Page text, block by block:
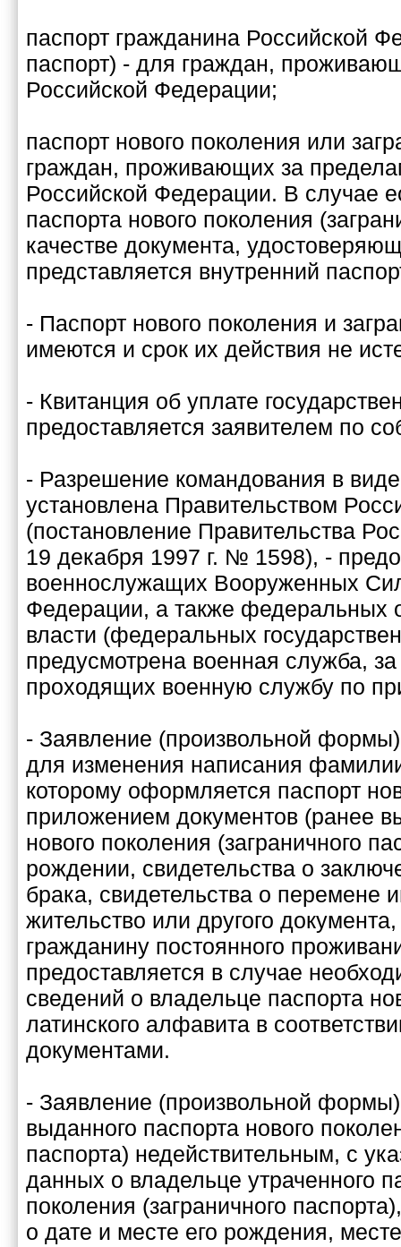
паспорт гражданина Российской
паспорт) - для граждан,
Российской Федерации;
паспорт нового поколения или
граждан, проживающих за
Российской Федерации. В случае
паспорта нового поколения
качестве документа,
представляется внутренний
- Паспорт нового поколения и
имеются и срок их действия не
- Квитанция об уплате
предоставляется заявителем по
- Разрешение командования в
установлена Правительством
(постановление Правительства
19 декабря 1997 г. № 1598), -
военнослужащих Вооруженных
Федерации, а также федеральных
власти (федеральных
предусмотрена военная служба,
проходящих военную службу по
- Заявление (произвольной
для изменения написания
которому оформляется паспорт
приложением документов (ранее
нового поколения (заграничного
рождении, свидетельства о
брака, свидетельства о перемене
жительство или другого
гражданину постоянного
предоставляется в случае
сведений о владельце паспорта
латинского алфавита в
документами.
- Заявление (произвольной
выданного паспорта нового
паспорта) недействительным, с
данных о владельце утраченного
поколения (заграничного
о дате и месте его рождения,